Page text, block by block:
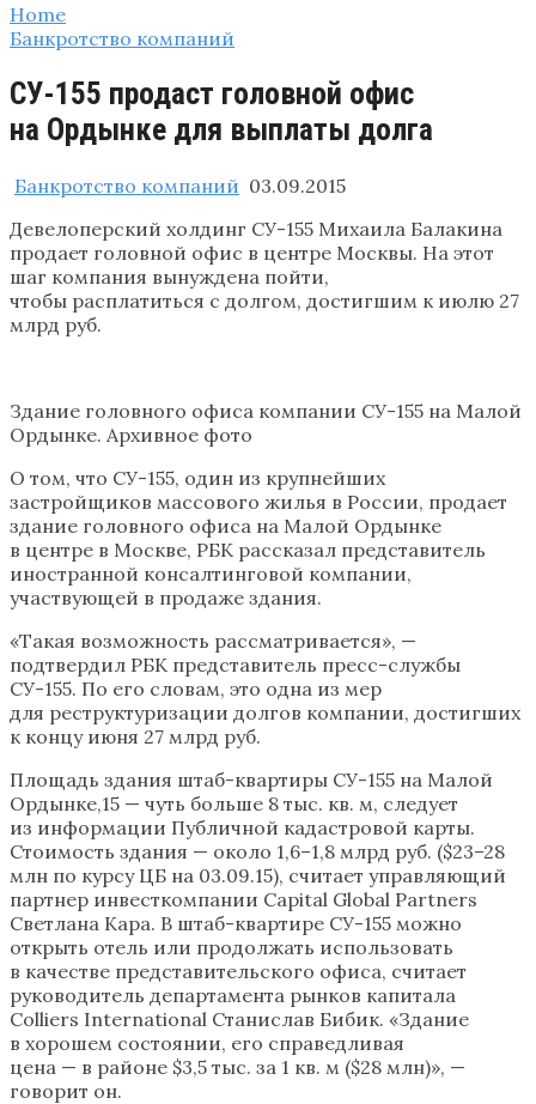
Home
Банкротство компаний
СУ-155 продаст головной офис
на Ордынке для выплаты долга
Банкротство компаний 03.09.2015
Девелоперский холдинг СУ-155 Михаила Балакина
продает головной офис в центре Москвы. На этот
шаг компания вынуждена пойти,
чтобы расплатиться с долгом, достигшим к июлю 27
млрд руб.
Здание головного офиса компании СУ-155 на Малой
Ордынке. Архивное фото
О том, что СУ-155, один из крупнейших
застройщиков массового жилья в России, продает
здание головного офиса на Малой Ордынке
в центре в Москве, РБК рассказал представитель
иностранной консалтинговой компании,
участвующей в продаже здания.
«Такая возможность рассматривается», —
подтвердил РБК представитель пресс-службы
СУ-155. По его словам, это одна из мер
для реструктуризации долгов компании, достигших
к концу июня 27 млрд руб.
Площадь здания штаб-квартиры СУ-155 на Малой
Ордынке,15 — чуть больше 8 тыс. кв. м, следует
из информации Публичной кадастровой карты.
Стоимость здания — около 1,6–1,8 млрд руб. ($23–28
млн по курсу ЦБ на 03.09.15), считает управляющий
партнер инвесткомпании Capital Global Partners
Светлана Кара. В штаб-квартире СУ-155 можно
открыть отель или продолжать использовать
в качестве представительского офиса, считает
руководитель департамента рынков капитала
Colliers International Станислав Бибик. «Здание
в хорошем состоянии, его справедливая
цена — в районе $3,5 тыс. за 1 кв. м ($28 млн)», —
говорит он.